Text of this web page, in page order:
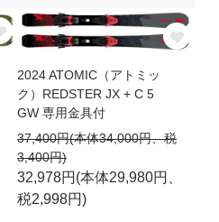
2024 ATOMIC（アトミッ
ク）REDSTER JX + C 5
GW 専用金具付
37,400円(本体34,000円、税
3,400円)
32,978円(本体29,980円、
税2,998円)